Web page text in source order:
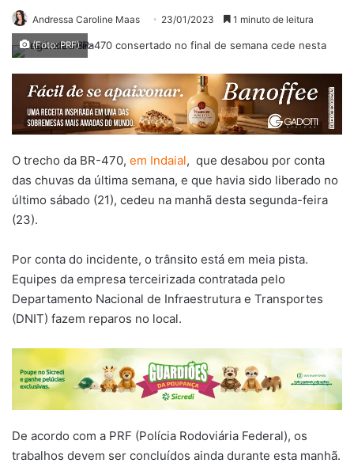
Andressa Caroline Maas 23/01/2023 1 minuto de leitura
(Foto: PRF)
O trecho da BR-470, em Indaial, que desabou por conta
das chuvas da última semana, e que havia sido liberado no
último sábado (21), cedeu na manhã desta segunda-feira
(23).
Por conta do incidente, o trânsito está em meia pista.
Equipes da empresa terceirizada contratada pelo
Departamento Nacional de Infraestrutura e Transportes
(DNIT) fazem reparos no local.
De acordo com a PRF (Polícia Rodoviária Federal), os
trabalhos devem ser concluídos ainda durante esta manhã.